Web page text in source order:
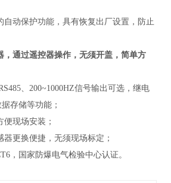
动保护功能，具有恢复出厂设置，防止
通过遥控器操作，无须开盖，简单方
、200~1000HZ信号输出可选，继电
存储等功能；
现场安装；
更换便捷，无须现场标定；
，国家防爆电气检验中心认证。